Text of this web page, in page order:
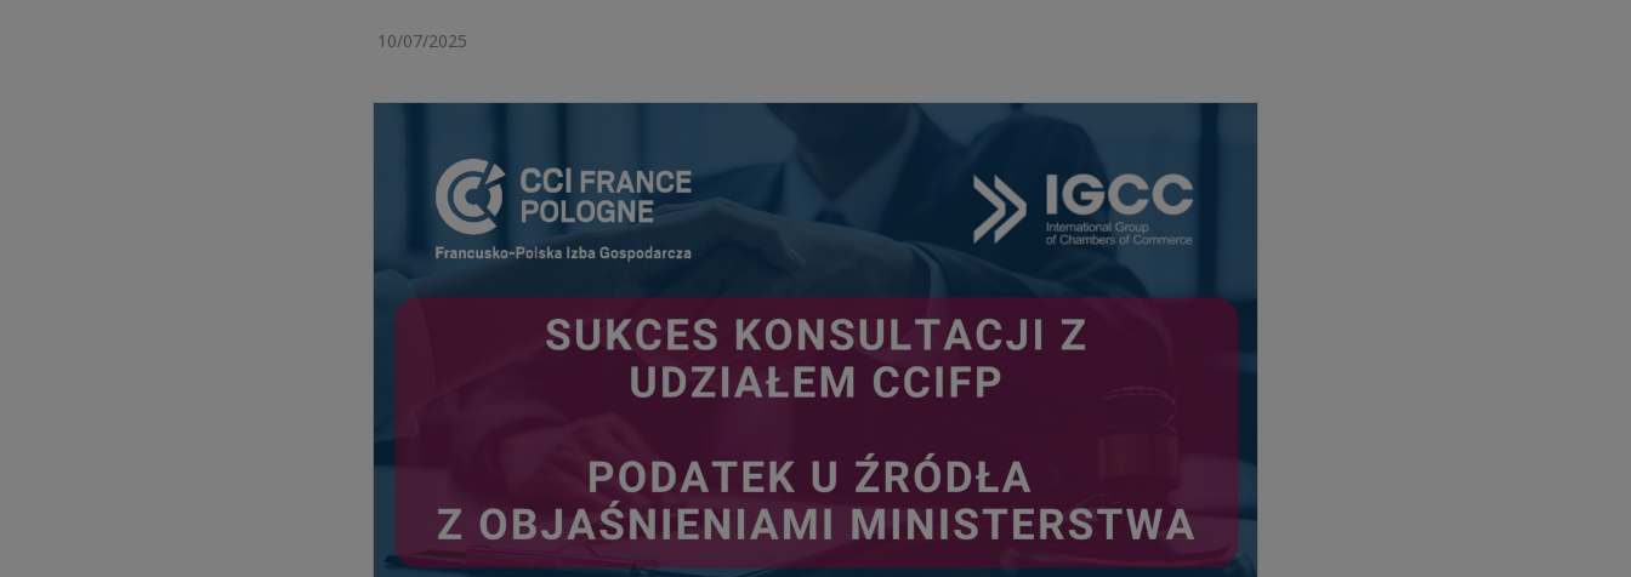
10/07/2025